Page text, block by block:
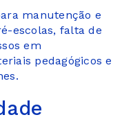
manutenção e
escolas, falta de
em
pedagógicos e